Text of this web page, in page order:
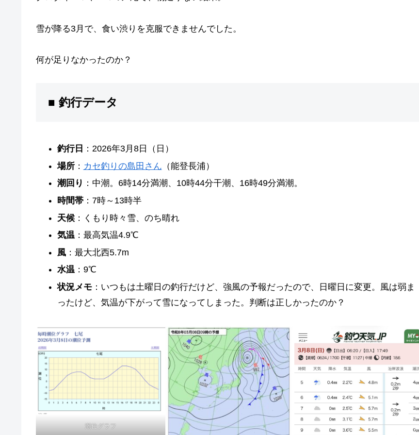
雪が降る3月で、食い渋りを克服できませんでした。
何が足りなかったのか？
■ 釣行データ
釣行日 ：2026年3月8日（日）
場所： カセ釣りの島田さん （能登長浦）
潮回り ：中潮。6時14分満潮、10時44分干潮、16時49分満潮。
時間帯：7時～13時半
天候：くもり時々雪、のち晴れ
気温：最高気温4.9℃
風：最大北西5.7m
水温：9℃
状況メモ：いつもは土曜日の釣行だけど、強風の予報だったので、日曜日に変更。風は弱ま
ったけど、気温が下がって雪になってしまった。判断は正しかったのか？
潮位グラフ